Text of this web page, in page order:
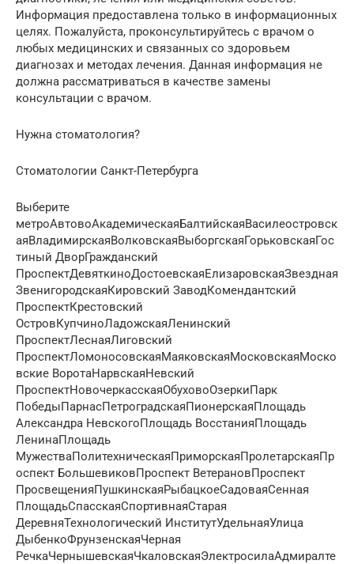
Информация предоставлена только в информационных
целях. Пожалуйста, проконсультируйтесь с врачом о
любых медицинских и связанных со здоровьем
диагнозах и методах лечения. Данная информация не
должна рассматриваться в качестве замены
консультации с врачом.
Нужна стоматология?
Стоматологии Санкт-Петербурга
Выберите
метроАвтовоАкадемическаяБалтийскаяВасилеостровск
аяВладимирскаяВолковскаяВыборгскаяГорьковскаяГос
тиный ДворГражданский
ПроспектДевяткиноДостоевскаяЕлизаровскаяЗвездная
ЗвенигородскаяКировский ЗаводКомендантский
ПроспектКрестовский
ОстровКупчиноЛадожскаяЛенинский
ПроспектЛеснаяЛиговский
ПроспектЛомоносовскаяМаяковскаяМосковскаяМоско
вские ВоротаНарвскаяНевский
ПроспектНовочеркасскаяОбуховоОзеркиПарк
ПобедыПарнасПетроградскаяПионерскаяПлощадь
Александра НевскогоПлощадь ВосстанияПлощадь
ЛенинаПлощадь
МужестваПолитехническаяПриморскаяПролетарскаяПр
оспект БольшевиковПроспект ВетерановПроспект
ПросвещенияПушкинскаяРыбацкоеСадоваяСенная
ПлощадьСпасскаяСпортивнаяСтарая
ДеревняТехнологический ИнститутУдельнаяУлица
ДыбенкоФрунзенскаяЧерная
РечкаЧернышевскаяЧкаловскаяЭлектросилаАдмиралте